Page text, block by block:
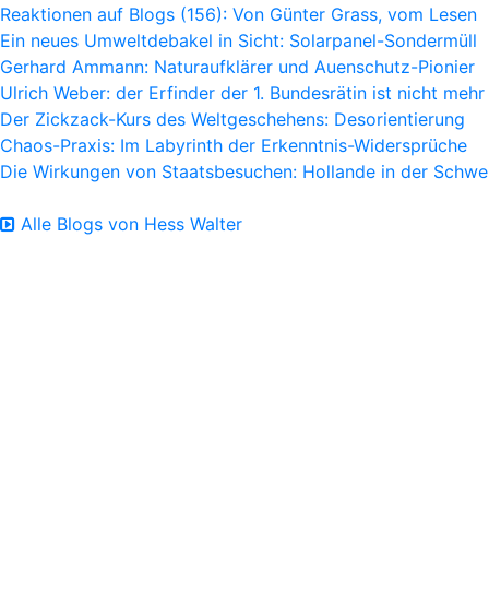
Reaktionen auf Blogs (156): Von Günter Grass, vom Lesen
Ein neues Umweltdebakel in Sicht: Solarpanel-Sondermüll
Gerhard Ammann: Naturaufklärer und Auenschutz-Pionier
Ulrich Weber: der Erfinder der 1. Bundesrätin ist nicht mehr
Der Zickzack-Kurs des Weltgeschehens: Desorientierung
Chaos-Praxis: Im Labyrinth der Erkenntnis-Widersprüche
Die Wirkungen von Staatsbesuchen: Hollande in der
Alle Blogs von Hess Walter